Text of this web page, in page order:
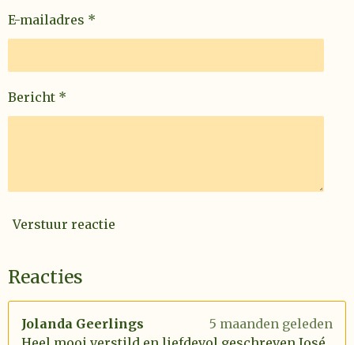
E-mailadres *
Bericht *
Verstuur reactie
Reacties
Jolanda Geerlings
5 maanden geleden